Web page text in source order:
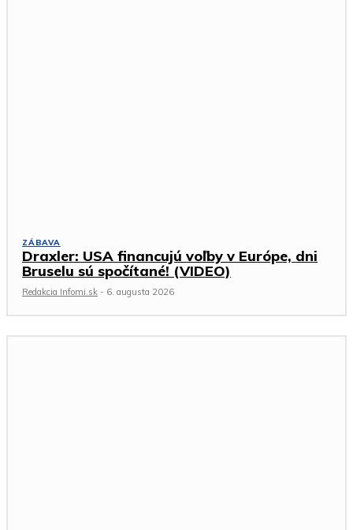
ZÁBAVA
Draxler: USA financujú voľby v Európe, dni
Bruselu sú spočítané! (VIDEO)
Redakcia Infomi.sk - 6. augusta 2026